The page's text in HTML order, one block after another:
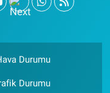
Durumu
Durumu